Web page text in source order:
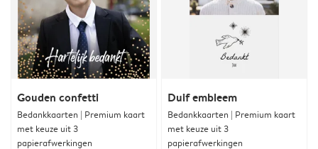
Gouden confetti
Bedankkaarten | Premium kaart
met keuze uit 3
papierafwerkingen
Duif embleem
Bedankkaarten | Premium kaart
met keuze uit 3
papierafwerkingen